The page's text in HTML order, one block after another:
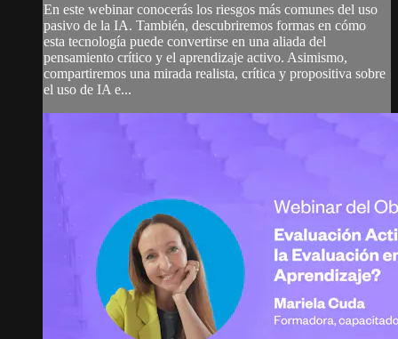
En este webinar conocerás los riesgos más comunes del uso
pasivo de la IA. También, descubriremos formas en cómo
esta tecnología puede convertirse en una aliada del
pensamiento crítico y el aprendizaje activo. Asimismo,
compartiremos una mirada realista, crítica y propositiva sobre
el uso de IA e...